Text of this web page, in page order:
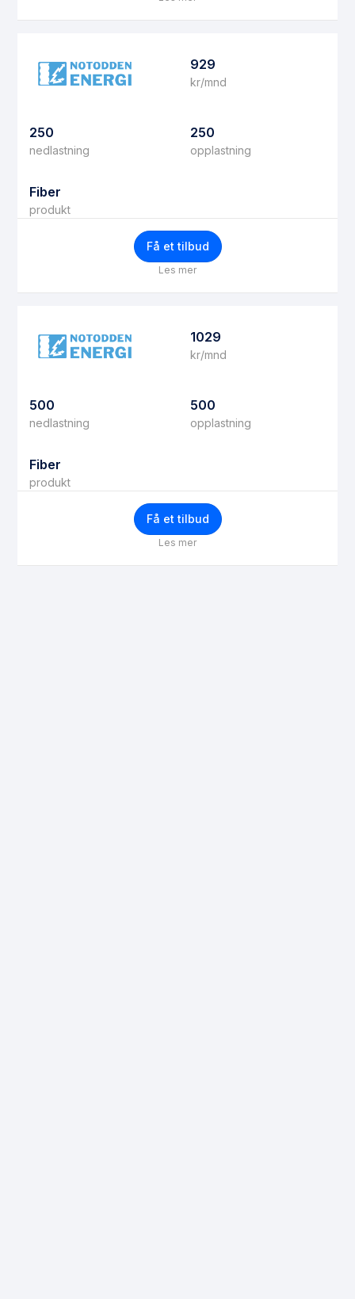
929
kr/mnd
250
nedlastning
250
opplastning
Fiber
produkt
Få et tilbud
Les mer
1029
kr/mnd
500
nedlastning
500
opplastning
Fiber
produkt
Få et tilbud
Les mer